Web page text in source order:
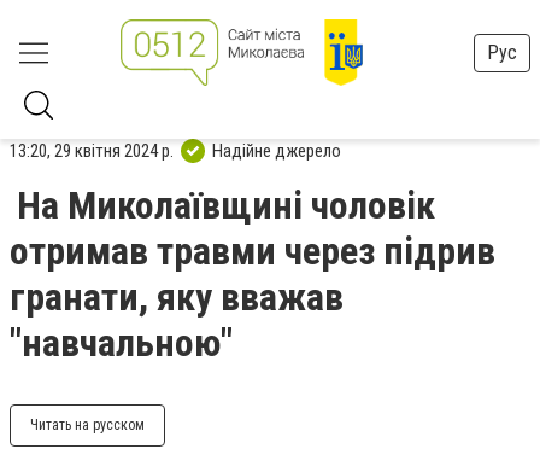
Рус
13:20, 29 квітня 2024 р. Надійне джерело
На Миколаївщині чоловік
отримав травми через підрив
гранати, яку вважав
"навчальною"
Читать на русском